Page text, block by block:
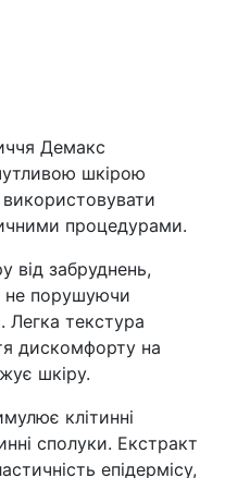
Демакс
шкірою
процедурами.
від забруднень,
не порушуючи
Легка текстура
дискомфорту на
шкіру.
клітинні
сполуки. Екстракт
епідермісу,